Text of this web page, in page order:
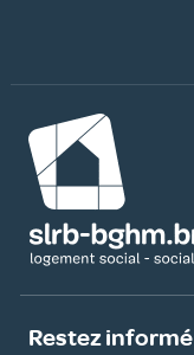
Image
Restez informé